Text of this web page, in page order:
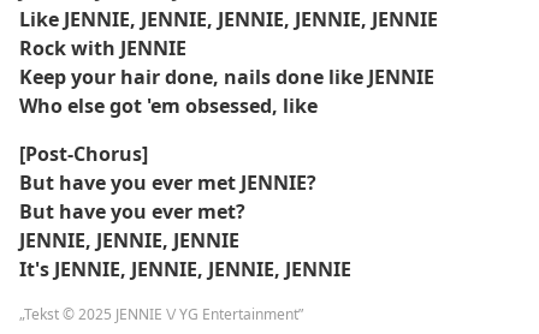
Like JENNIE, JENNIE, JENNIE, JENNIE, JENNIE
Rock with JENNIE
Keep your hair done, nails done like JENNIE
Who else got 'em obsessed, like
[Post-Chorus]
But have you ever met JENNIE?
But have you ever met?
JENNIE, JENNIE, JENNIE
It's JENNIE, JENNIE, JENNIE, JENNIE
„Tekst © 2025 JENNIE \/ YG Entertainment”